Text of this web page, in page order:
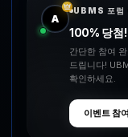
A
UBMS 포럼
100% 당첨
간단한 참여
드립니다!
확인하세요.
이벤트 참